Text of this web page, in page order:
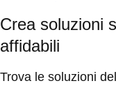
Crea soluzioni
affidabili
Trova le soluzioni